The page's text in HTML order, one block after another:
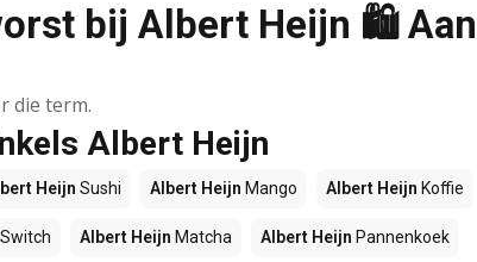
bij Albert Heijn 🛍️
die term.
Albert Heijn
Heijn Sushi Albert Heijn Mango Albert Heijn Koffie
Albert Heijn Matcha Albert Heijn Pannenkoek